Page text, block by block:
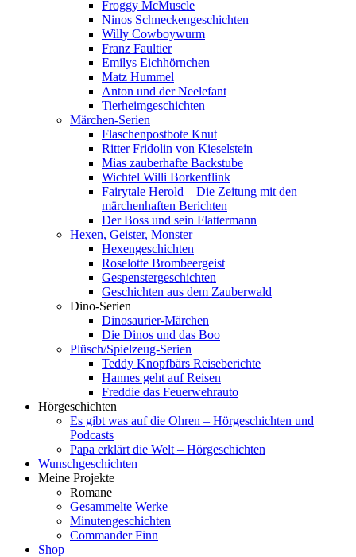
Froggy McMuscle
Ninos Schneckengeschichten
Willy Cowboywurm
Franz Faultier
Emilys Eichhörnchen
Matz Hummel
Anton und der Neelefant
Tierheimgeschichten
Märchen-Serien
Flaschenpostbote Knut
Ritter Fridolin von Kieselstein
Mias zauberhafte Backstube
Wichtel Willi Borkenflink
Fairytale Herold – Die Zeitung mit den
märchenhaften Berichten
Der Boss und sein Flattermann
Hexen, Geister, Monster
Hexengeschichten
Roselotte Brombeergeist
Gespenstergeschichten
Geschichten aus dem Zauberwald
Dino-Serien
Dinosaurier-Märchen
Die Dinos und das Boo
Plüsch/Spielzeug-Serien
Teddy Knopfbärs Reiseberichte
Hannes geht auf Reisen
Freddie das Feuerwehrauto
Hörgeschichten
Es gibt was auf die Ohren – Hörgeschichten und
Podcasts
Papa erklärt die Welt – Hörgeschichten
Wunschgeschichten
Meine Projekte
Romane
Gesammelte Werke
Minutengeschichten
Commander Finn
Shop